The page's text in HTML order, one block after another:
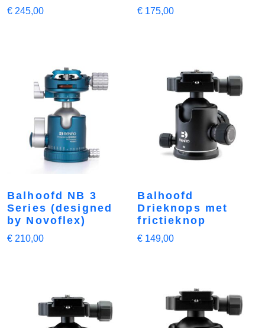
€ 245,00 € 175,00
Balhoofd NB 3
Series (designed
by Novoflex)
€ 210,00
Balhoofd
Drieknops met
frictieknop
€ 149,00